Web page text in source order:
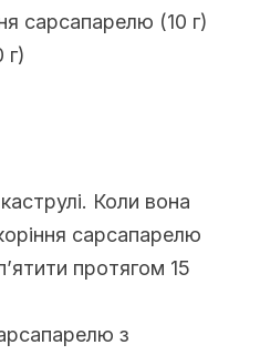
сарсапарелю (10 г)
г)
Коли вона
сарсапарелю
протягом 15
з